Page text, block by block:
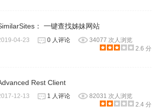
： 一键查找姊妹网站
04-23 0 人评论
34077 次人浏览
2.6 分
Rest Client
12-13 1 人评论
82031 次人浏览
2.4 分